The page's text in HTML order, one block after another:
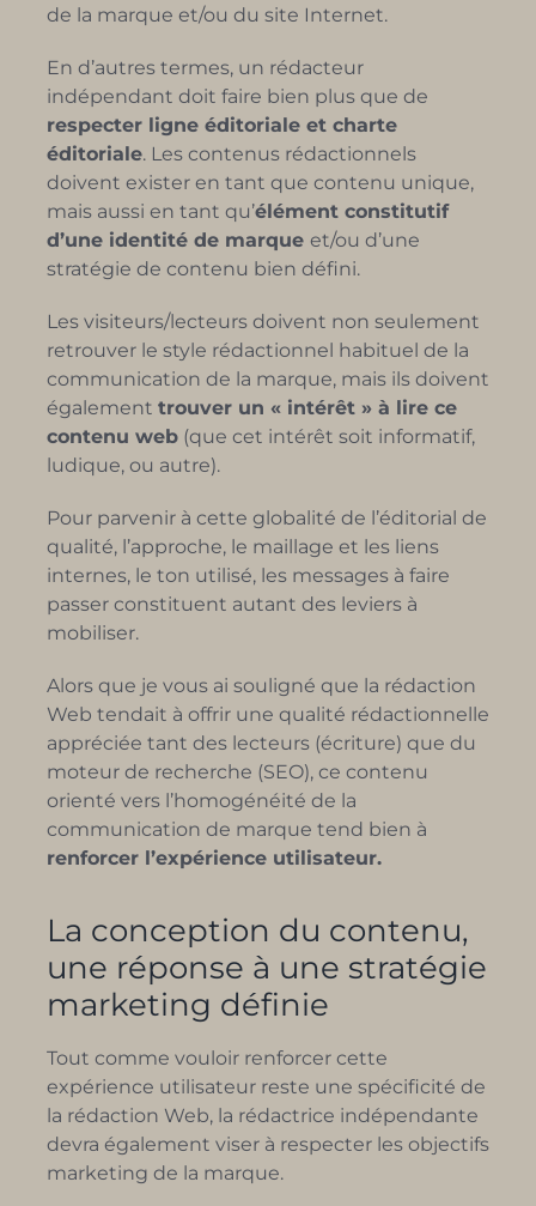
de la marque et/ou du site Internet.
En d’autres termes, un rédacteur
indépendant doit faire bien plus que de
respecter ligne éditoriale et charte
éditoriale. Les contenus rédactionnels
doivent exister en tant que contenu unique,
mais aussi en tant qu’élément constitutif
d’une identité de marque et/ou d’une
stratégie de contenu bien défini.
Les visiteurs/lecteurs doivent non seulement
retrouver le style rédactionnel habituel de la
communication de la marque, mais ils doivent
également trouver un « intérêt » à lire ce
contenu web(que cet intérêt soit informatif,
ludique, ou autre).
Pour parvenir à cette globalité de l’éditorial de
qualité, l’approche, le maillage et les liens
internes, le ton utilisé, les messages à faire
passer constituent autant des leviers à
mobiliser.
Alors que je vous ai souligné que la rédaction
Web tendait à offrir une qualité rédactionnelle
appréciée tant des lecteurs (écriture) que du
moteur de recherche (SEO), ce contenu
orienté vers l’homogénéité de la
communication de marque tend bien à
renforcer l’expérience utilisateur.
La conception du contenu,
une réponse à une stratégie
marketing définie
Tout comme vouloir renforcer cette
expérience utilisateur reste une spécificité de
la rédaction Web, la rédactrice indépendante
devra également viser à respecter les objectifs
marketing de la marque.